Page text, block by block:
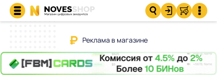
Реклама в магазине